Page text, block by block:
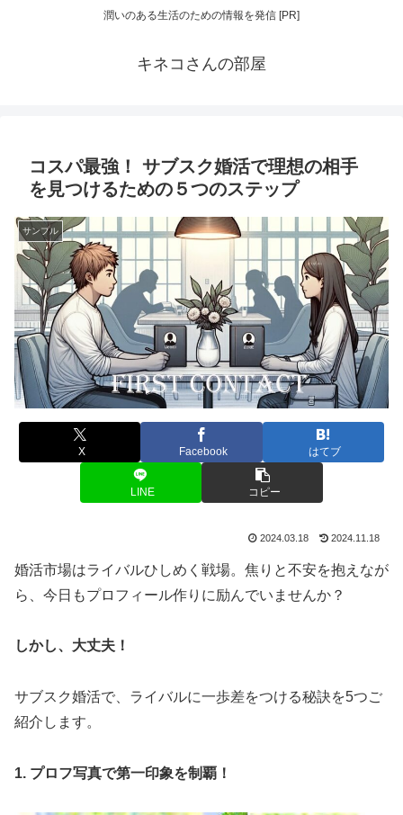
潤いのある生活のための情報を発信 [PR]
キネコさんの部屋
コスパ最強！ サブスク婚活で理想の相手
を見つけるための５つのステップ
サンプル
X Facebook はてブ
LINE コピー
2024.03.18 2024.11.18
婚活市場はライバルひしめく戦場。焦りと不安を抱えなが
ら、今日もプロフィール作りに励んでいませんか？
しかし、大丈夫！
サブスク婚活で、ライバルに一歩差をつける秘訣を5つご
紹介します。
1. プロフ写真で第一印象を制覇！